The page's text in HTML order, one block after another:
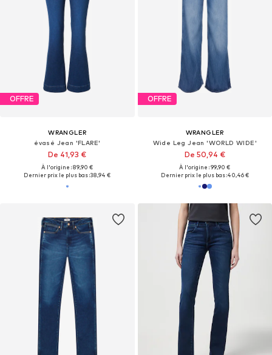
OFFRE
WRANGLER
évasé Jean 'FLARE'
De 41,93 €
À l'origine : 89,90 €
Dernier prix le plus bas :38,94 €
OFFRE
WRANGLER
Wide Leg Jean 'WORLD WIDE'
De 50,94 €
À l'origine : 99,90 €
Dernier prix le plus bas :40,46 €